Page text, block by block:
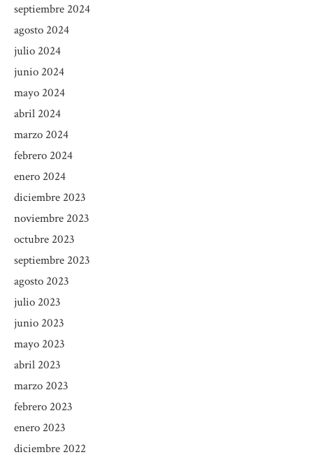
septiembre 2024
agosto 2024
julio 2024
junio 2024
mayo 2024
abril 2024
marzo 2024
febrero 2024
enero 2024
diciembre 2023
noviembre 2023
octubre 2023
septiembre 2023
agosto 2023
julio 2023
junio 2023
mayo 2023
abril 2023
marzo 2023
febrero 2023
enero 2023
diciembre 2022